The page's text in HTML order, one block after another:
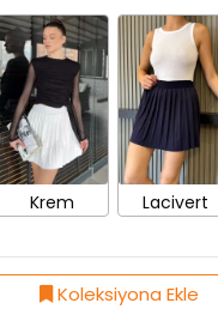
Krem Lacivert
Koleksiyona Ekle